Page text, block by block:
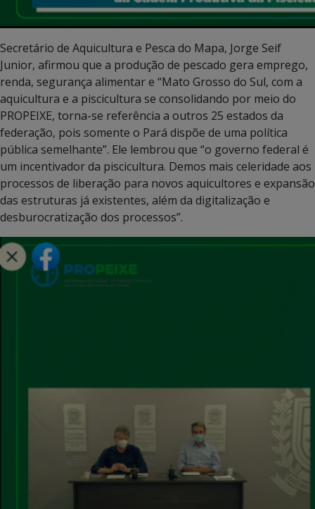
Secretário de Aquicultura e Pesca do Mapa, Jorge Seif
Junior, afirmou que a produção de pescado gera emprego,
renda, segurança alimentar e “Mato Grosso do Sul, com a
aquicultura e a piscicultura se consolidando por meio do
PROPEIXE, torna-se referência a outros 25 estados da
federação, pois somente o Pará dispõe de uma política
pública semelhante”. Ele lembrou que “o governo federal é
um incentivador da piscicultura. Demos mais celeridade aos
processos de liberação para novos aquicultores e expansão
das estruturas já existentes, além da digitalização e
desburocratização dos processos”.